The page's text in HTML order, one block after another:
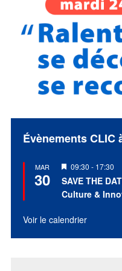
Évènements CLIC
MAR
30
Mis
en
avant
09:30 - 17:30
SAVE THE
Culture &
Voir le calendrier